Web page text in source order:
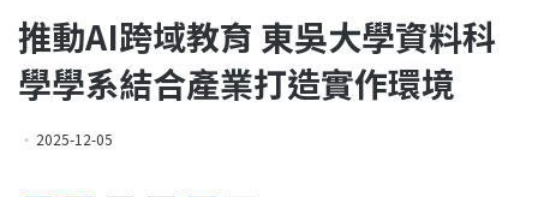
推動AI跨域教育 東吳大學資料科
學學系結合產業打造實作環境
2025-12-05